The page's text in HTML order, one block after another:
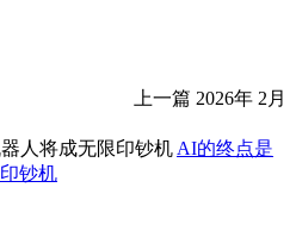
上一篇 2026年 2月
AI的终点是
钞机